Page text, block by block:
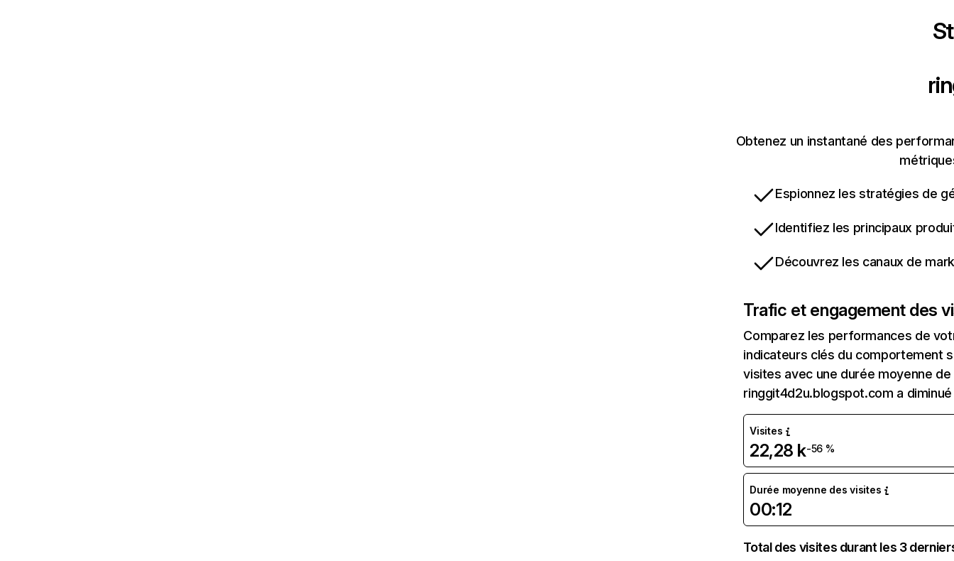
Obtenez un instantané des
Espionnez les stratégies de
Identifiez les principaux
Découvrez les canaux de
Trafic et engagement des
Comparez les performances de
indicateurs clés du comportement
visites avec une durée moyenne
ringgit4d2u.blogspot.com a
Visites
22,28 k-56 %
Durée moyenne des visites
00:12
Total des visites durant les 3